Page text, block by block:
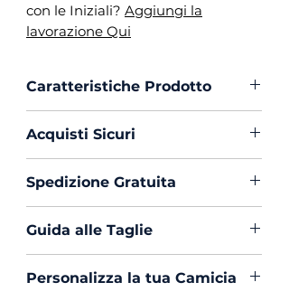
con le Iniziali? Aggiungi la
lavorazione Qui
Caratteristiche Prodotto
Collo : Francese
Polso :Tondo
Composizione :100% Cotone
Mouche :Si
Produzione :100% Made in
Italy
Trattamento :Lavaggio
Acquisti Sicuri
sicurezza con PayPal o Carta di
Creedito
Spedizione Gratuita
Gratuita
Guida alle Taglie
e Consulta la nostra Guida.
Personalizza la tua Camicia